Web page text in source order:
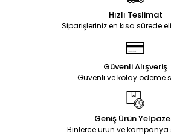
Hızlı Teslimat
Siparişleriniz en kısa sürede
Güvenli Alışveriş
Güvenli ve kolay ödeme
Geniş Ürün
Binlerce ürün ve kampanya